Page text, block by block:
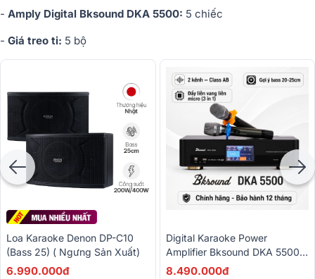
- Amply Digital Bksound DKA 5500: 5 chiếc
- Giá treo ti: 5 bộ
Loa Karaoke Denon DP-C10
(Bass 25) ( Ngưng Sản Xuất)
6.990.000đ
Digital Karaoke Power
Amplifier Bksound DKA 5500
(2 Kênh, 250W, Kèm Micro
8.490.000đ